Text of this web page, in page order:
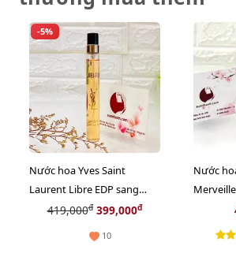
-5%
Nước hoa Yves Saint
Laurent Libre EDP sang
trọng, gợi cảm, quyến rũ -
419,000đ399,000đ
10
Nước
tươi mát